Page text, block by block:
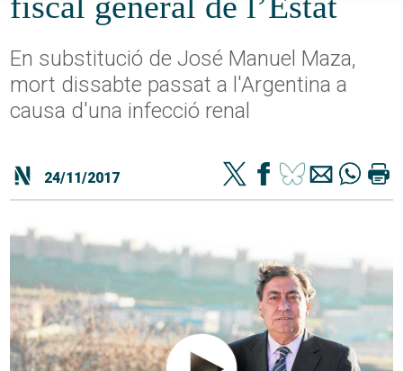
En substitució de José Manuel Maza,
mort dissabte passat a l'Argentina a
causa d'una infecció renal
24/11/2017